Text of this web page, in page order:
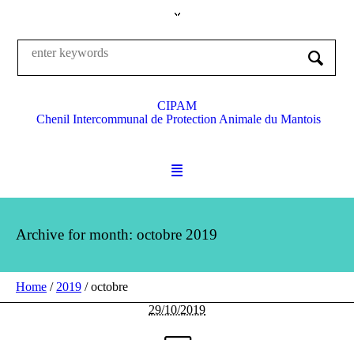
CIPAM
Chenil Intercommunal de Protection Animale du Mantois
Archive for month: octobre 2019
Home / 2019 /octobre
29/10/2019